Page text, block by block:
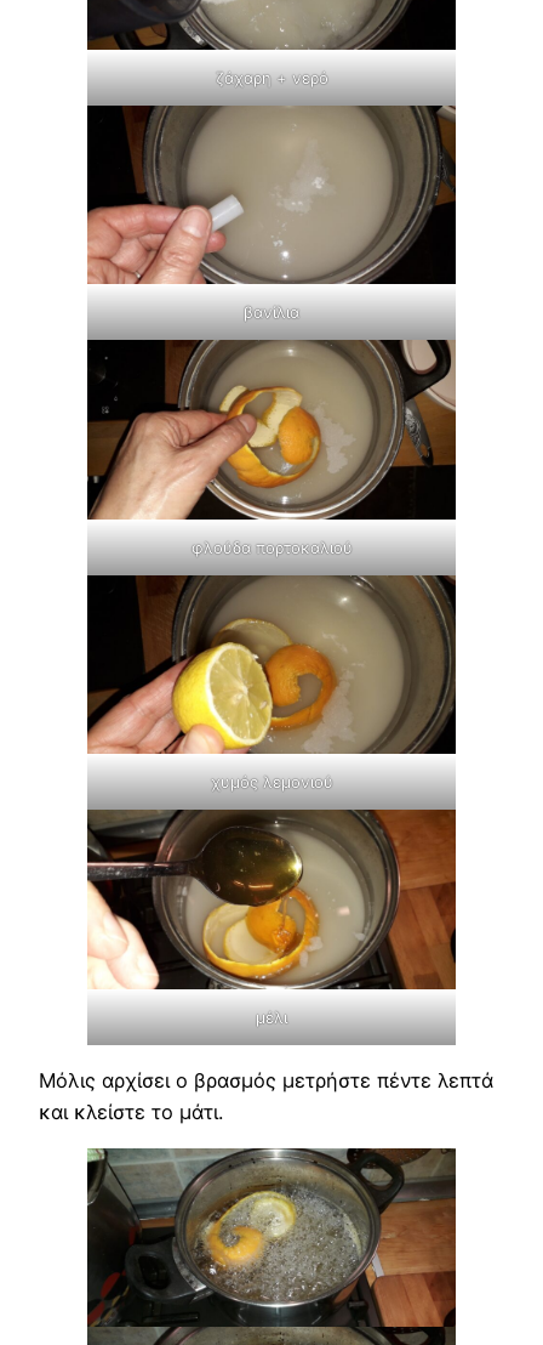
ζάχαρη + νερό
βανίλια
φλούδα πορτοκαλιού
χυμός λεμονιού
μέλι
Μόλις αρχίσει ο βρασμός μετρήστε πέντε λεπτά
και κλείστε το μάτι.